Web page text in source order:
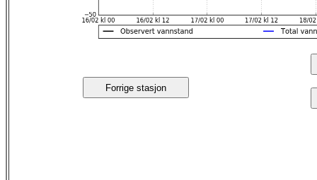
Forrige stasjon